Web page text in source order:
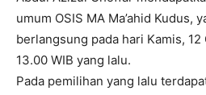
umum OSIS MA Ma’ahid Kudus,
berlangsung pada hari Kamis,
13.00 WIB yang lalu.
Pada pemilihan yang lalu